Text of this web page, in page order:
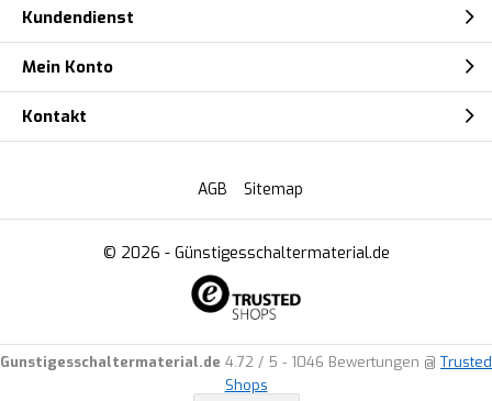
Kundendienst
Mein Konto
Kontakt
© 2026 - Günstigesschaltermaterial.de
AGB Sitemap
Gunstigesschaltermaterial.de 4.72 / 5 - 1046 Bewertungen @ Trusted
Shops